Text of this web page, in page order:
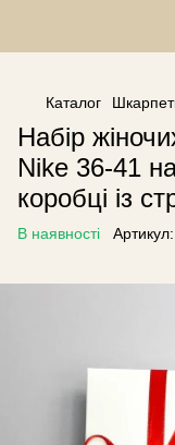
Каталог
Набір
Nike 36-41
коробці із
В наявності Артикул: